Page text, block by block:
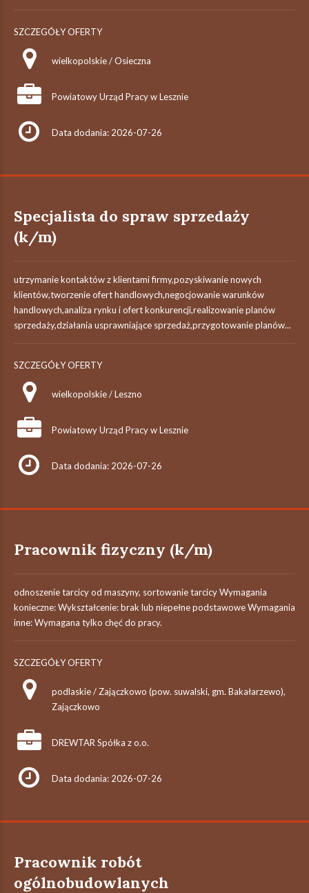
SZCZEGÓŁY OFERTY
wielkopolskie / Osieczna
Powiatowy Urząd Pracy w Lesznie
Data dodania: 2026-07-26
Specjalista do spraw sprzedaży
(k/m)
utrzymanie kontaktów z klientami firmy,pozyskiwanie nowych
klientów,tworzenie ofert handlowych,negocjowanie warunków
handlowych,analiza rynku i ofert konkurencji,realizowanie planów
sprzedaży,działania usprawniające sprzedaż,przygotowanie planów...
SZCZEGÓŁY OFERTY
wielkopolskie / Leszno
Powiatowy Urząd Pracy w Lesznie
Data dodania: 2026-07-26
Pracownik fizyczny (k/m)
odnoszenie tarcicy od maszyny, sortowanie tarcicy Wymagania
konieczne: Wykształcenie: brak lub niepełne podstawowe Wymagania
inne: Wymagana tylko chęć do pracy.
SZCZEGÓŁY OFERTY
podlaskie / Zajączkowo (pow. suwalski, gm. Bakałarzewo),
Zajączkowo
DREWTAR Spółka z o.o.
Data dodania: 2026-07-26
Pracownik robót
ogólnobudowlanych